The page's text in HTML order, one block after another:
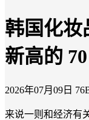
韩国化妆
新高的
2026年07月09日
来说一则和经济有